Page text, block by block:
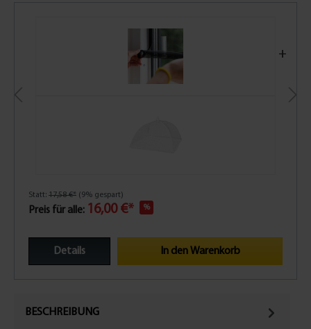
+
Statt: 17,58 €* (9% gespart)
Preis für alle: 16,00 €* %
Details In den Warenkorb
BESCHREIBUNG